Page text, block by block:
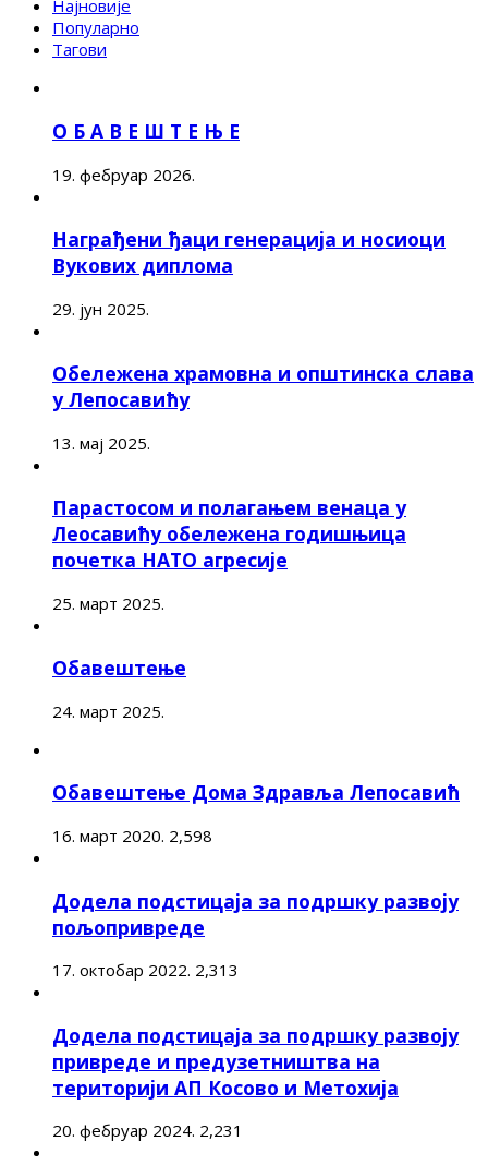
Најновије
Популарно
Тагови
О Б А В Е Ш Т Е Њ Е
19. фебруар 2026.
Награђени ђаци генерација и носиоци
Вукових диплома
29. јун 2025.
Обележена храмовна и општинска слава
у Лепосавићу
13. мај 2025.
Парастосом и полагањем венаца у
Леосавићу обележена годишњица
почетка НАТО агресије
25. март 2025.
Обавештење
24. март 2025.
Обавештење Дома Здравља Лепосавић
16. март 2020. 2,598
Додела подстицаја за подршку развоју
пољопривреде
17. октобар 2022. 2,313
Додела подстицаја за подршку развоју
привреде и предузетништва на
територији АП Косово и Метохија
20. фебруар 2024. 2,231